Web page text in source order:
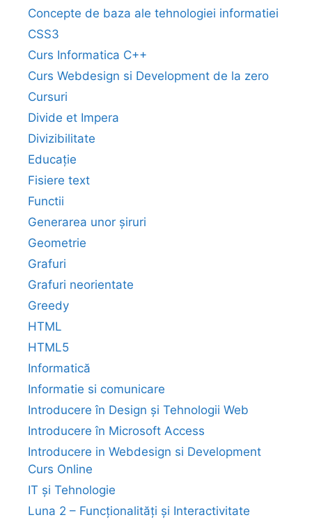
Concepte de baza ale tehnologiei informatiei
CSS3
Curs Informatica C++
Curs Webdesign si Development de la zero
Cursuri
Divide et Impera
Divizibilitate
Educație
Fisiere text
Functii
Generarea unor șiruri
Geometrie
Grafuri
Grafuri neorientate
Greedy
HTML
HTML5
Informatică
Informatie si comunicare
Introducere în Design și Tehnologii Web
Introducere în Microsoft Access
Introducere in Webdesign si Development
Curs Online
IT și Tehnologie
Luna 2 – Funcționalități și Interactivitate